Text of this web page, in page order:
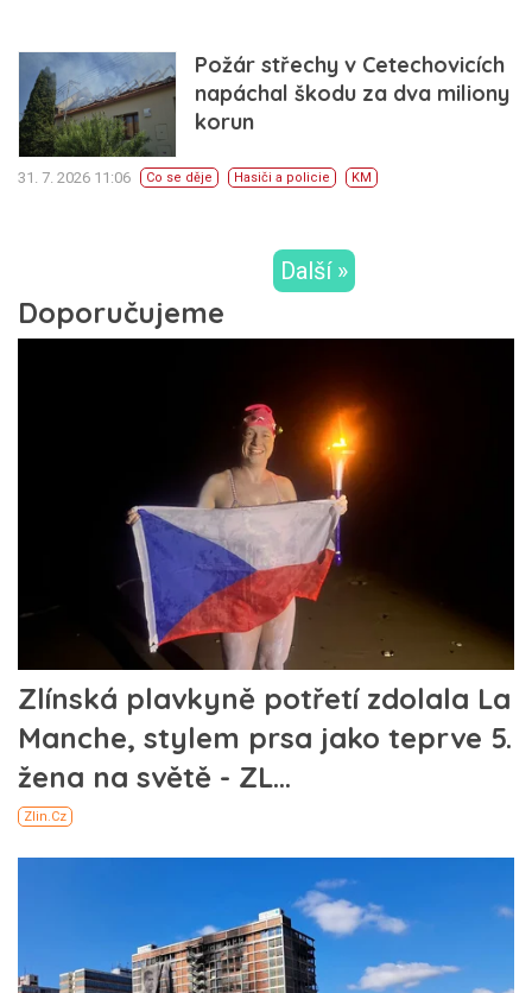
Požár střechy v Cetechovicích
napáchal škodu za dva miliony
korun
31. 7. 2026 11:06 Co se děje Hasiči a policie KM
Další »